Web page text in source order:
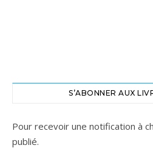
S’ABONNER AUX
Pour recevoir une notification à
publié.